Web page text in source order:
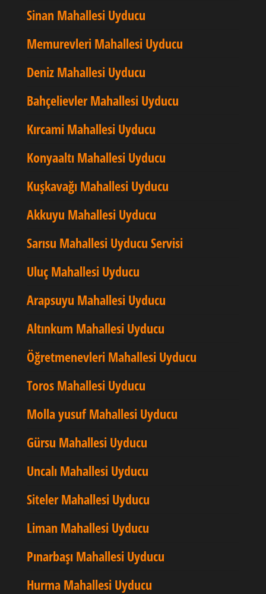
Sinan Mahallesi Uyducu
Memurevleri Mahallesi Uyducu
Deniz Mahallesi Uyducu
Bahçelievler Mahallesi Uyducu
Kırcami Mahallesi Uyducu
Konyaaltı Mahallesi Uyducu
Kuşkavağı Mahallesi Uyducu
Akkuyu Mahallesi Uyducu
Sarısu Mahallesi Uyducu Servisi
Uluç Mahallesi Uyducu
Arapsuyu Mahallesi Uyducu
Altınkum Mahallesi Uyducu
Öğretmenevleri Mahallesi Uyducu
Toros Mahallesi Uyducu
Molla yusuf Mahallesi Uyducu
Gürsu Mahallesi Uyducu
Uncalı Mahallesi Uyducu
Siteler Mahallesi Uyducu
Liman Mahallesi Uyducu
Pınarbaşı Mahallesi Uyducu
Hurma Mahallesi Uyducu